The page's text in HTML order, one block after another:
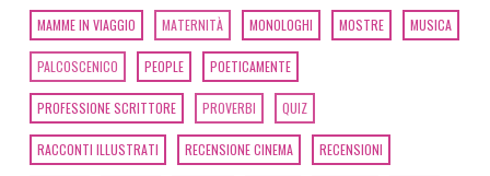
MAMME IN VIAGGIO MATERNITÀ MONOLOGHI MOSTRE MUSICA
PALCOSCENICO PEOPLE POETICAMENTE
PROFESSIONE SCRITTORE PROVERBI QUIZ
RACCONTI ILLUSTRATI RECENSIONE CINEMA RECENSIONI